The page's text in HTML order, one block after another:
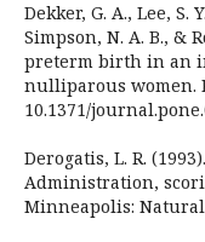
Dekker, G. A., Lee, S.
Simpson, N. A. B., &
preterm birth in an
nulliparous women.
10.1371/
Derogatis, L. R.
Administration,
Minneapolis: Natural